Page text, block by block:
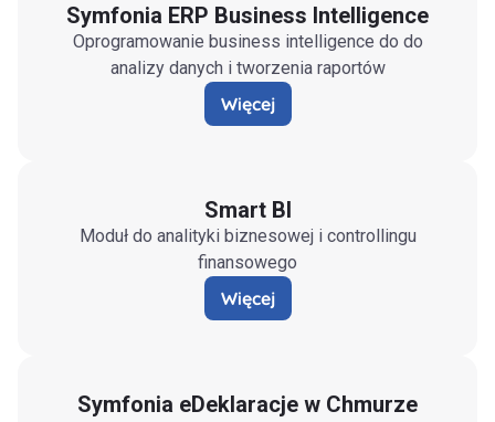
Symfonia ERP Business Intelligence
Oprogramowanie business intelligence do do
analizy danych i tworzenia raportów
Więcej
Smart BI
Moduł do analityki biznesowej i controllingu
finansowego
Więcej
Symfonia eDeklaracje w Chmurze